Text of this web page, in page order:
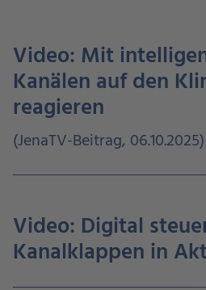
Video: Mit
Kanälen auf den
reagieren
(JenaTV-Beitrag, 06.10.2025)
Video: Digital
Kanalklappen in